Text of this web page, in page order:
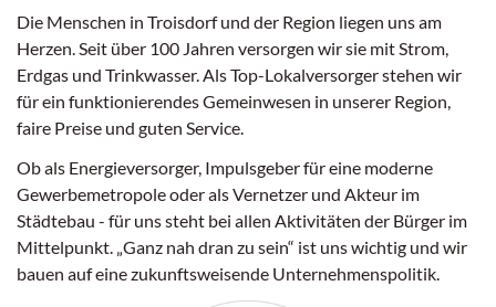
Die Menschen in Troisdorf und der Region liegen uns am
Herzen. Seit über 100 Jahren versorgen wir sie mit Strom,
Erdgas und Trinkwasser. Als Top-Lokalversorger stehen wir
für ein funktionierendes Gemeinwesen in unserer Region,
faire Preise und guten Service.
Ob als Energieversorger, Impulsgeber für eine moderne
Gewerbemetropole oder als Vernetzer und Akteur im
Städtebau - für uns steht bei allen Aktivitäten der Bürger im
Mittelpunkt. „Ganz nah dran zu sein“ ist uns wichtig und wir
bauen auf eine zukunftsweisende Unternehmenspolitik.